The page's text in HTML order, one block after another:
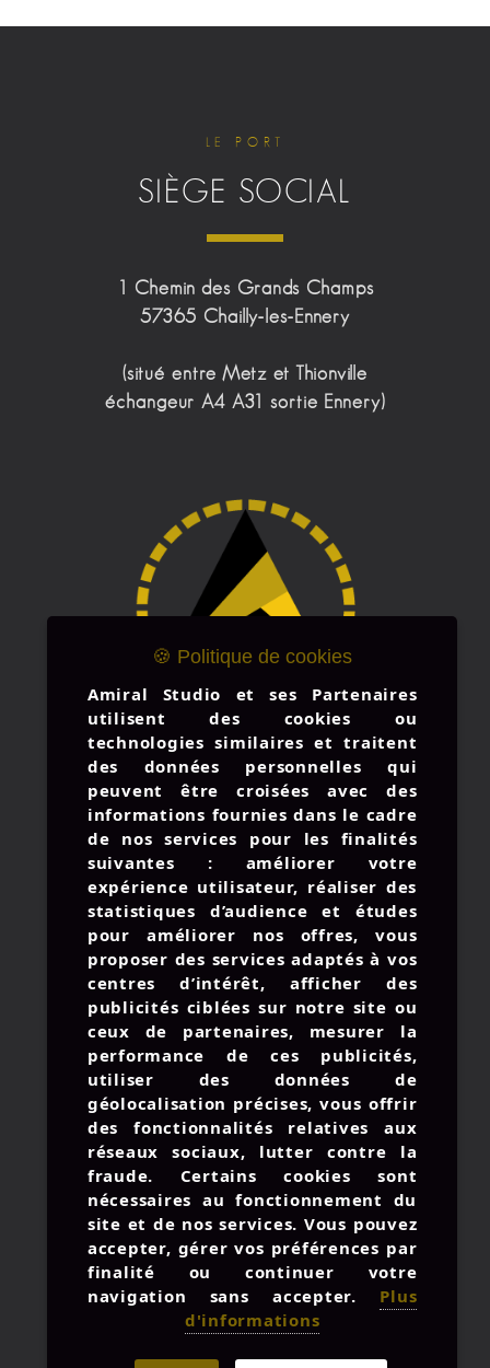
LE PORT
SIÈGE SOCIAL
1 Chemin des Grands Champs
57365 Chailly-les-Ennery
(situé entre Metz et Thionville
échangeur A4 A31 sortie Ennery)
© 2026 AMIRAL STUDIO - MENTIONS LÉGALES
UNE BOUTEILLE À LA MER
CONTACTEZ-NOUS
: +33 3 57 28 03 81
:contact@amiralstudio.com
: du Lun. au Ven. 9h à 18h
🍪 Politique de cookies
Amiral Studio et ses Partenaires
utilisent des cookies ou
technologies similaires et traitent
des données personnelles qui
peuvent être croisées avec des
informations fournies dans le cadre
de nos services pour les finalités
suivantes : améliorer votre
expérience utilisateur, réaliser des
statistiques d’audience et études
pour améliorer nos offres, vous
proposer des services adaptés à vos
centres d’intérêt, afficher des
publicités ciblées sur notre site ou
ceux de partenaires, mesurer la
performance de ces publicités,
utiliser des données de
géolocalisation précises, vous offrir
des fonctionnalités relatives aux
réseaux sociaux, lutter contre la
fraude. Certains cookies sont
nécessaires au fonctionnement du
site et de nos services. Vous pouvez
accepter, gérer vos préférences par
finalité ou continuer votre
navigation sans accepter. Plus
d'informations